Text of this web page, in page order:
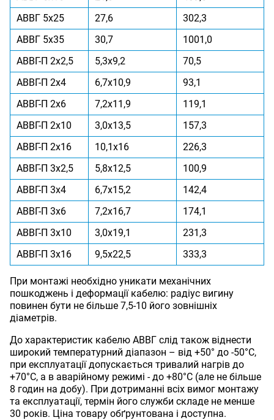
АВВГ 5x25
27,6
302,3
АВВГ 5x35
30,7
1001,0
АВВГ-П 2x2,5
5,3x9,2
70,5
АВВГ-П 2x4
6,7x10,9
93,1
АВВГ-П 2x6
7,2x11,9
119,1
АВВГ-П 2x10
3,0x13,5
157,3
АВВГ-П 2x16
10,1x16
226,3
АВВГ-П 3x2,5
5,8x12,5
100,9
АВВГ-П 3x4
6,7x15,2
142,4
АВВГ-П 3x6
7,2x16,7
174,1
АВВГ-П 3x10
3,0x19,1
231,3
АВВГ-П 3x16
9,5x22,5 333,3
При монтажі необхідно уникати механічних
пошкоджень і деформації кабелю: радіус вигину
повинен бути не більше 7,5-10 його зовнішніх
діаметрів.
До характеристик кабелю АВВГ слід також віднести
широкий температурний діапазон – від +50° до -50°С,
при експлуатації допускається тривалий нагрів до
+70°С, а в аварійному режимі - до +80°С (але не більше
8 годин на добу). При дотриманні всіх вимог монтажу
та експлуатації, термін його служби складе не менше
30 років. Ціна товару обґрунтована і доступна.